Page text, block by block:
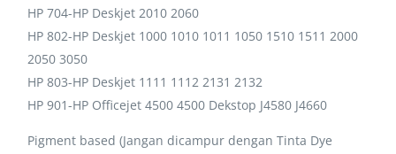
HP 704-HP Deskjet 2010 2060
HP 802-HP Deskjet 1000 1010 1011 1050 1510 1511 2000
2050 3050
HP 803-HP Deskjet 1111 1112 2131 2132
HP 901-HP Officejet 4500 4500 Dekstop J4580 J4660
Pigment based (Jangan dicampur dengan Tinta Dye